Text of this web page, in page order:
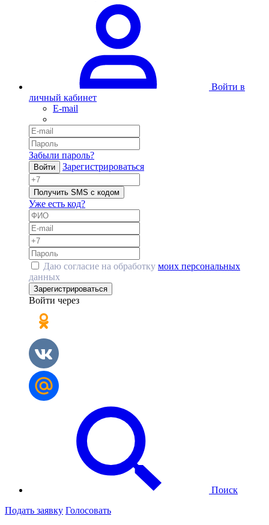
Войти в
личный кабинет
E-mail
Забыли пароль?
Войти Зарегистрироваться
Получить SMS с кодом
Уже есть код?
Даю согласие на обработку моих персональных
данных
Зарегистрироваться
Войти через
Поиск
Подать заявку Голосовать